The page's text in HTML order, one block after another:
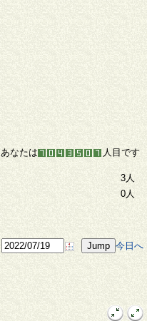
あなたは 人目です
3人
0人
今日へ